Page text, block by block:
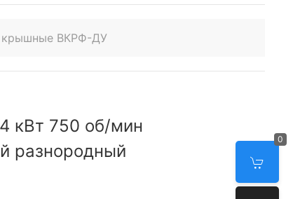
0
крышные ВКРФ-ДУ
кВт 750 об/мин
разнородный